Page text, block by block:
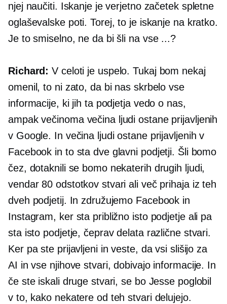
njej naučiti. Iskanje je verjetno začetek spletne
oglaševalske poti. Torej, to je iskanje na kratko.
Je to smiselno, ne da bi šli na vse ...?
Richard: V celoti je uspelo. Tukaj bom nekaj
omenil, to ni zato, da bi nas skrbelo vse
informacije, ki jih ta podjetja vedo o nas,
ampak večinoma večina ljudi ostane prijavljenih
v Google. In večina ljudi ostane prijavljenih v
Facebook in to sta dve glavni podjetji. Šli bomo
čez, dotaknili se bomo nekaterih drugih ljudi,
vendar 80 odstotkov stvari ali več prihaja iz teh
dveh podjetij. In združujemo Facebook in
Instagram, ker sta približno isto podjetje ali pa
sta isto podjetje, čeprav delata različne stvari.
Ker pa ste prijavljeni in veste, da vsi slišijo za
AI in vse njihove stvari, dobivajo informacije. In
če ste iskali druge stvari, se bo Jesse poglobil
v to, kako nekatere od teh stvari delujejo.